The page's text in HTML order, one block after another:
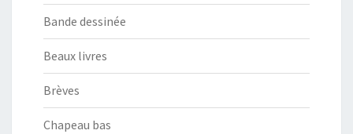
Bande dessinée
Beaux livres
Brèves
Chapeau bas